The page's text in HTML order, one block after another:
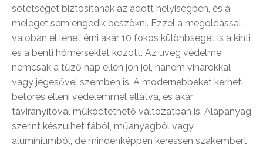
sötétséget biztosítanak az adott helyiségben, és a
meleget sem engedik beszökni. Ezzel a megoldással
valóban el lehet érni akár 10 fokos különbséget is a kinti
és a benti hőmérséklet között. Az üveg védelme
nemcsak a tűző nap ellen jön jól, hanem viharokkal
vagy jégesővel szemben is. A modernebbeket kérheti
betörés elleni védelemmel ellátva, és akár
távirányítóval működtethető változatban is. Alapanyag
szerint készülhet fából, műanyagból vagy
alumíniumból, de mindenképpen keressen szakembert